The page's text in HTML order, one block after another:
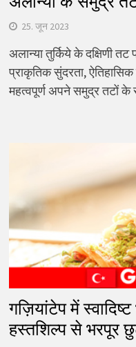
25. जून 2023
अलान्या तुर्किये के दक्षिणी
प्राकृतिक सुंदरता,
महत्वपूर्ण अपने समुद्र तटों
गज़ियांटेप में
हस्तशिल्प से भरपूर